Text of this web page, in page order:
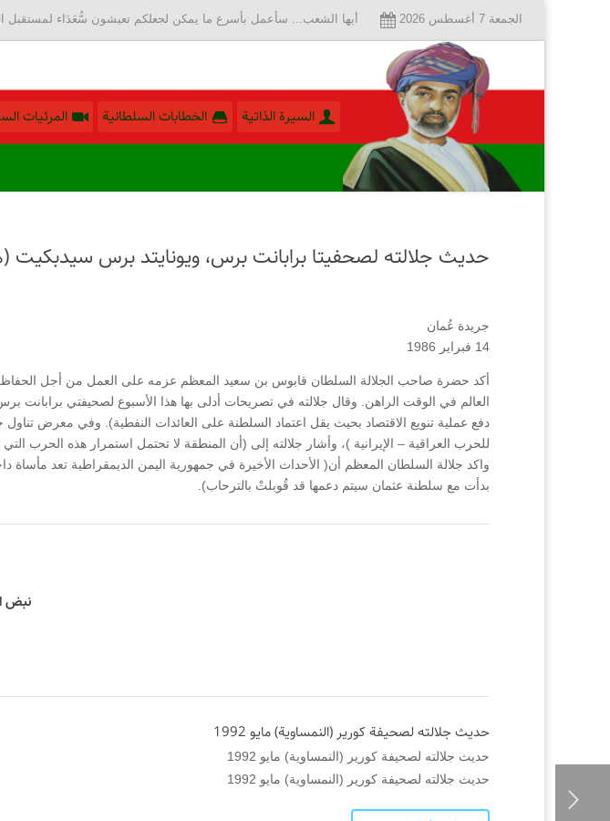
الجمعة 7 أغسطس 2026 أيها الشعب... سأعمل بأسرع ما يمكن لجعلكم تعيشون سُّعَدَاء لمستقبل
السيرة الذاتية الخطابات السلطانية المرئيات
حديث جلالته لصحفيتا برابانت برس، ويونايتد برس سيدبكيت
جريدة عُمان
14 فبراير 1986
أكد حضرة صاحب الجلالة السلطان قابوس بن سعيد المعظم عزمه على العمل من أجل
العالم في الوقت الراهن. وقال جلالته في تصريحات أدلى بها هذا الأسبوع لصحيفتي برابانت
دفع عملية تنويع الاقتصاد بحيث يقل اعتماد السلطنة على العائدات النفطية). وفي معرض
للحرب العراقية – الإيرانية )، وأشار جلالته إلى (أن المنطقة لا تحتمل استمرار هذه الحرب
واكد جلالة السلطان المعظم أن( الأحداث الأخيرة في جمهورية اليمن الديمقراطية تعد مأساة
بدأت مع سلطنة عثمان سيتم دعمها قد قُوبلتْ بالترحاب).
نبض
حديث جلالته لصحيفة كورير (النمساوية) مايو 1992
حديث جلالته لصحيفة كورير (النمساوية) مايو 1992
حديث جلالته لصحيفة كورير (النمساوية) مايو 1992